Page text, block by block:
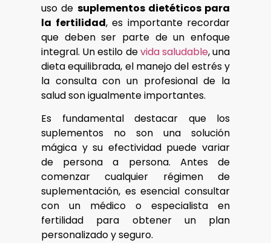
uso de suplementos dietéticos para
la fertilidad, es importante recordar
que deben ser parte de un enfoque
integral. Un estilo devida saludable, una
dieta equilibrada, el manejo del estrés y
la consulta con un profesional de la
salud son igualmente importantes.
Es fundamental destacar que los
suplementos no son una solución
mágica y su efectividad puede variar
de persona a persona. Antes de
comenzar cualquier régimen de
suplementación, es esencial consultar
con un médico o especialista en
fertilidad para obtener un plan
personalizado y seguro.